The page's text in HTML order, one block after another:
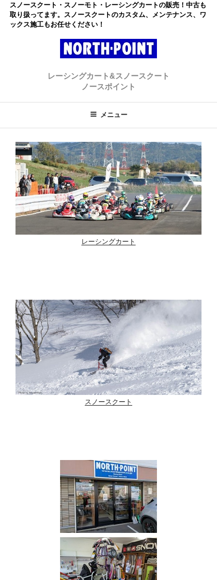
プ
スノースクート・スノーモト・レーシングカートの販売！中古も
取り扱ってます。スノースクートのカスタム、メンテナンス、ワ
ックス施工もお任せください！
ト ノースポイント
レーシングカート&スノースクート
ノースポイント
メニュー
レーシングカート
スノースクート